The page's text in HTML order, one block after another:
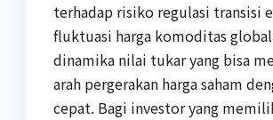
terhadap risiko regulasi transisi
fluktuasi harga komoditas
dinamika nilai tukar yang bisa
arah pergerakan harga saham
cepat. Bagi investor yang